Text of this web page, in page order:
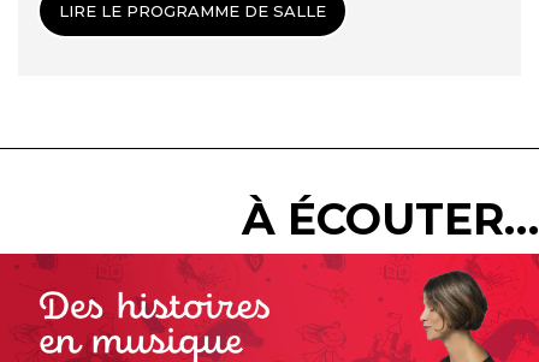
LIRE LE PROGRAMME DE SALLE
À ÉCOUTER…